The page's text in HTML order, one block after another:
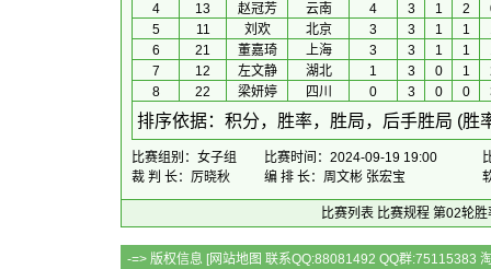
4
13 赵冠芳 云南 4 3 1 2
5
11 刘欢 北京 3 3 1 1
6
21 董嘉琦 上海 3 3 1 1
7
12 左文静 湖北 1 3 0 1
8
22 梁妍婷 四川 0 3 0 0
排序依据：积分，胜率，胜局，后手胜局 (胜
比赛组别：女子组 比赛时间：2024-09-19 19:00
裁 判 长：厉晓秋
编 排 长：周文彬 张宏宝
比赛列表 比赛规程 第02轮胜
-=> 版权信息 [网站地图 联系QQ:88081492 QQ群:75115383